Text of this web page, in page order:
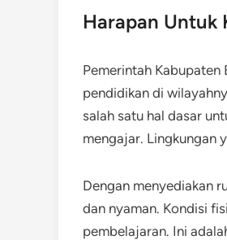
Harapan Untuk
Pemerintah
pendidikan di
salah satu hal dasar
mengajar. Lingkungan
Dengan menyediakan
dan nyaman. Kondisi
pembelajaran. Ini